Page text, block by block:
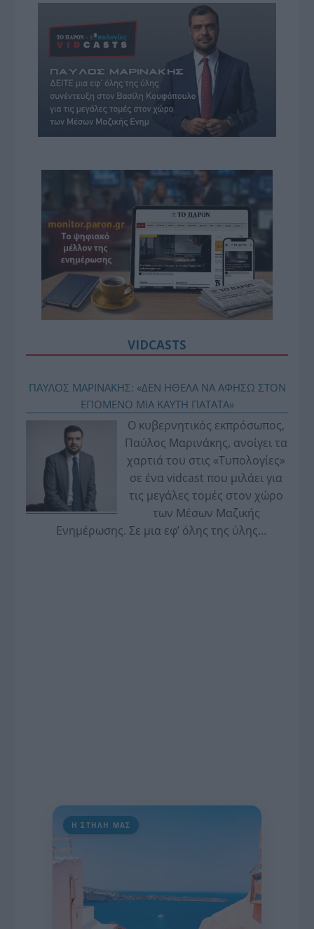
VIDCASTS
ΠΑΥΛΟΣ ΜΑΡΙΝΑΚΗΣ: «ΔΕΝ ΗΘΕΛΑ ΝΑ ΑΦΗΣΩ ΣΤΟΝ
ΕΠΟΜΕΝΟ ΜΙΑ ΚΑΥΤΗ ΠΑΤΑΤΑ»
Ο κυβερνητικός εκπρόσωπος,
Παύλος Μαρινάκης, ανοίγει τα
χαρτιά του στις «Τυπολογίες»
σε ένα vidcast που μιλάει για
τις μεγάλες τομές στον χώρο
των Μέσων Μαζικής
Ενημέρωσης. Σε μια εφ’ όλης της ύλης
Η ΣΤΗΛΗ ΜΑΣ